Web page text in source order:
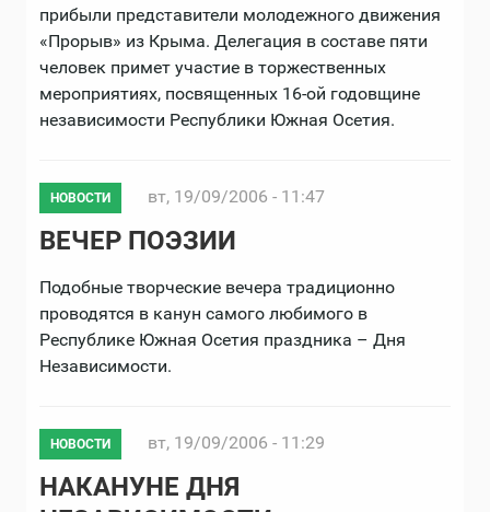
прибыли представители молодежного движения
«Прорыв» из Крыма. Делегация в составе пяти
человек примет участие в торжественных
мероприятиях, посвященных 16-ой годовщине
независимости Республики Южная Осетия.
НОВОСТИ вт, 19/09/2006 - 11:47
ВЕЧЕР ПОЭЗИИ
Подобные творческие вечера традиционно
проводятся в канун самого любимого в
Республике Южная Осетия праздника – Дня
Независимости.
НОВОСТИ вт, 19/09/2006 - 11:29
НАКАНУНЕ ДНЯ